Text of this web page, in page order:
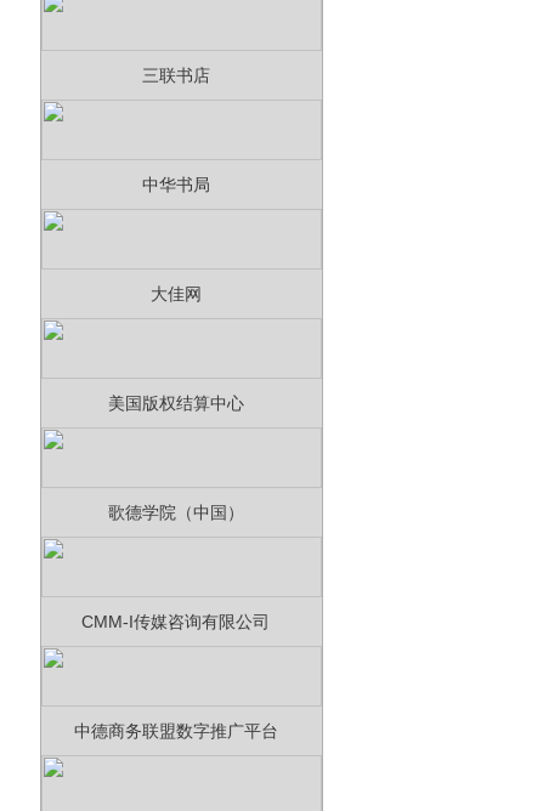
三联书店
中华书局
大佳网
美国版权结算中心
歌德学院（中国）
CMM-I传媒咨询有限公司
中德商务联盟数字推广平台